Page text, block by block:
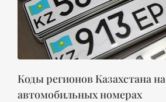
Коды регионов Казахстана на
автомобильных номерах